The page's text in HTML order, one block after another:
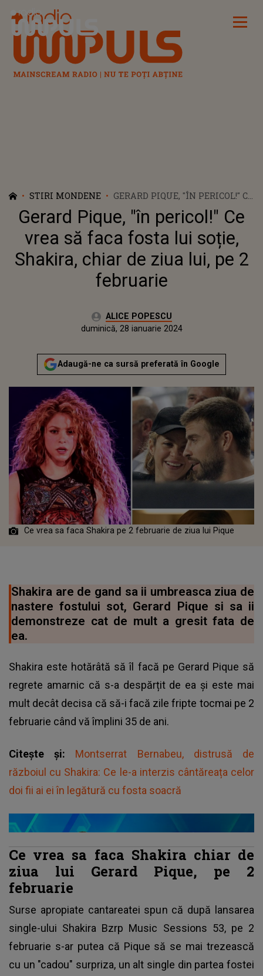
Radio Impuls
STIRI MONDENE
GERARD PIQUE, "ÎN PERICOL!" CE
VREA SĂ FACA FOSTA LUI SOȚIE,
SHAKIRA, CHIAR DE ZIUA LUI,
PE 2 FEBRUARIE
Gerard Pique, "în pericol!" Ce
vrea să faca fosta lui soție,
Shakira, chiar de ziua lui, pe 2
februarie
Autor:ALICE POPESCU
sâmbătă, 28 ianuarie 2023
Actualizat:
duminică, 28 ianuarie 2024
Adaugă-ne ca sursă preferată în Google
Ce vrea sa faca Shakira pe 2 februarie de ziua lui Pique
Shakira are de gand sa ii umbreasca ziua de
nastere fostului sot, Gerard Pique si sa ii
demonstreze cat de mult a gresit fata de
ea.
Shakira este hotărâtă să îl facă pe Gerard Pique să
regrete amarnic că s-a despărțit de ea și este mai
mult decât decisa că să-i facă zile fripte tocmai pe 2
februarie când vă împlini 35 de ani.
Citește și: Montserrat Bernabeu, distrusă de
războiul cu Shakira: Ce le-a interzis cântăreața celor
doi fii ai ei în legătură cu fosta soacră
Ce vrea sa faca Shakira chiar de
ziua lui Gerard Pique, pe 2
februarie
Surse apropiate cantareatei spun că după lansarea
single-ului Shakira Bzrp Music Sessions 53, pe 2
februarie s-ar putea că Pique să se mai trezească
cu un "cadou" surpriza, un alt single din partea fostei